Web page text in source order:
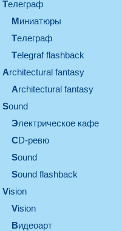
телеграф
миниатюры
телеграф
Telegraf flashback
architectural fantasy
architectural fantasy
sound
электрическое кафе
CD-ревю
sound
Sound flashback
vision
vision
видеоарт